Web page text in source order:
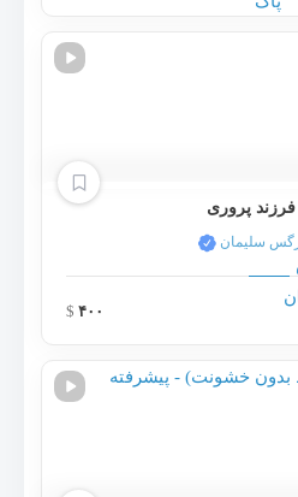
پروری
سلیمان
۴۰۰ $